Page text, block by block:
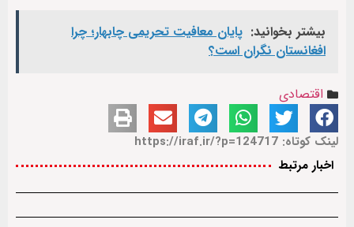
بیشتر بخوانید: پایان معافیت تحریمی‌ چابهار؛ چرا
افغانستان نگران است؟
اقتصادی
لینک کوتاه: https://iraf.ir/?p=124717
اخبار مرتبط